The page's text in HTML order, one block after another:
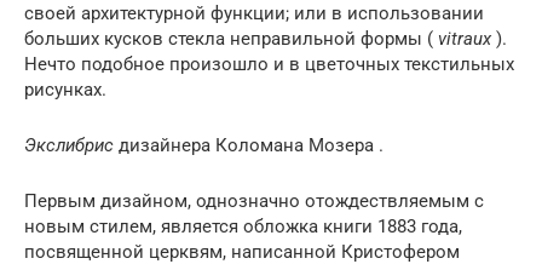
своей архитектурной функции; или в использовании
больших кусков стекла неправильной формы ( vitraux ).
Нечто подобное произошло и в цветочных текстильных
рисунках.
Экслибрис дизайнера Коломана Мозера .
Первым дизайном, однозначно отождествляемым с
новым стилем, является обложка книги 1883 года,
посвященной церквям, написанной Кристофером